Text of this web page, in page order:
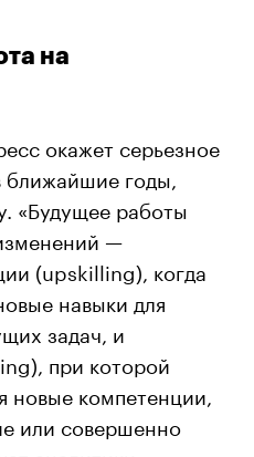
на
окажет серьезное
ближайшие годы,
«Будущее работы
—
(upskilling), когда
навыки для
задач, и
при которой
новые компетенции,
или совершенно